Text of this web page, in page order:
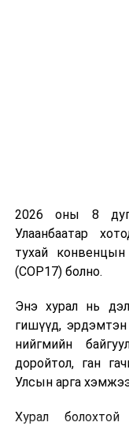
УНШСАН: 737
ДАРААХ МЭДЭЭ
“Дүүжин замын
хэрэгжүүлэх
төлөөлөгчидтэй
ӨМНӨХ МЭДЭЭ
Монгол, Хятад,
замын авто ралли"
2026 оны 8
Улаанбаатар
тухай
(COP17) болно.
Энэ хурал нь
гишүүд,
нийгмийн
доройтол, ган
Улсын арга
Хурал